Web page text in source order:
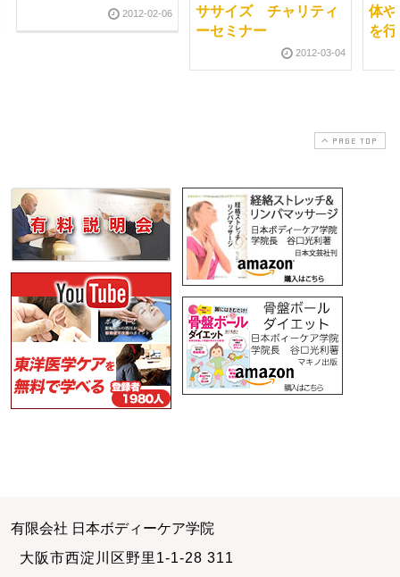
2012-02-06
ササイズ チャリティ
ーセミナー
2012-03-04
体
を
PAGE TOP
有限会社 日本ボディーケア学院
大阪市西淀川区野里1-1-28 311